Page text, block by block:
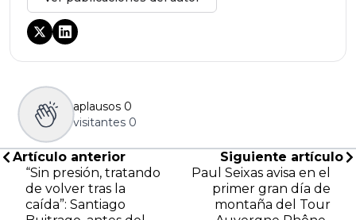
aplausos 0
visitantes 0
Artículo anterior
“Sin presión, tratando
de volver tras la
caída”: Santiago
Siguiente artículo
Paul Seixas avisa en el
primer gran día de
montaña del Tour